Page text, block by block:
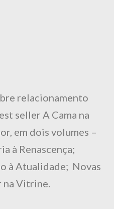
relacionamento
seller A Cama na
em dois volumes –
à Renascença;
à Atualidade; Novas
na Vitrine.